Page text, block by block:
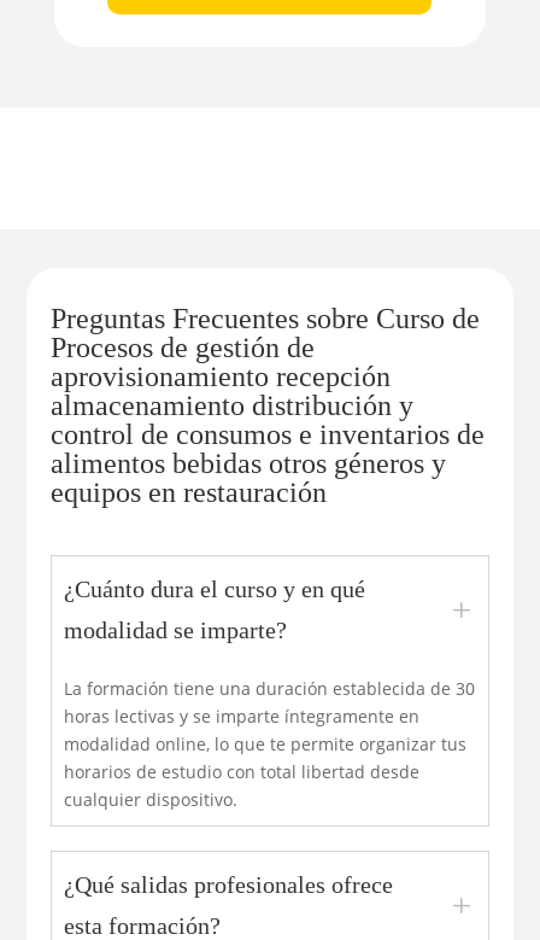
Preguntas Frecuentes sobre Curso de
Procesos de gestión de
aprovisionamiento recepción
almacenamiento distribución y
control de consumos e inventarios de
alimentos bebidas otros géneros y
equipos en restauración
¿Cuánto dura el curso y en qué
modalidad se imparte?
L
La formación tiene una duración establecida de 30
horas lectivas y se imparte íntegramente en
modalidad online, lo que te permite organizar tus
horarios de estudio con total libertad desde
cualquier dispositivo.
¿Qué salidas profesionales ofrece
esta formación?
L